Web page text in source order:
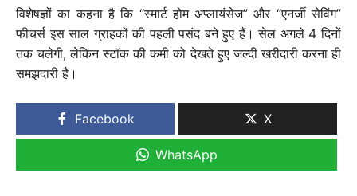
विशेषज्ञों का कहना है कि “स्मार्ट होम अप्लायंसेज” और “एनर्जी सेविंग”
फीचर्स इस साल ग्राहकों की पहली पसंद बने हुए हैं। सेल अगले 4 दिनों
तक चलेगी, लेकिन स्टॉक की कमी को देखते हुए जल्दी खरीदारी करना ही
समझदारी है।
Facebook X
WhatsApp